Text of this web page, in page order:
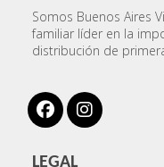
Somos Buenos Aires
familiar líder en la
distribución de
LEGAL